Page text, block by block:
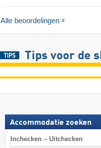
Alle beoordelingen
Tips voor de
Accommodatie zoeken
Inchecken – Uitchecken